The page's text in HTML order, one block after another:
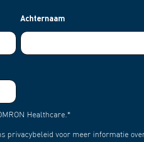
Achternaam
Healthcare.*
privacybeleid voor meer informatie